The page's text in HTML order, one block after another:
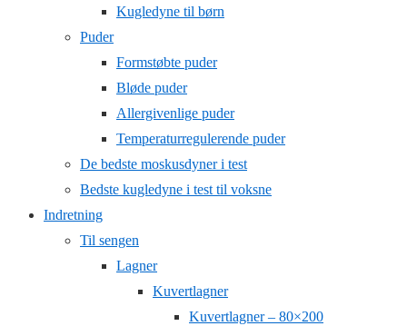
Kugledyne til børn
Puder
Formstøbte puder
Bløde puder
Allergivenlige puder
Temperaturregulerende puder
De bedste moskusdyner i test
Bedste kugledyne i test til voksne
Indretning
Til sengen
Lagner
Kuvertlagner
Kuvertlagner – 80×200